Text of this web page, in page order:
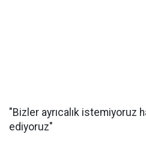
"Bizler ayrıcalık istemiyoruz
ediyoruz"